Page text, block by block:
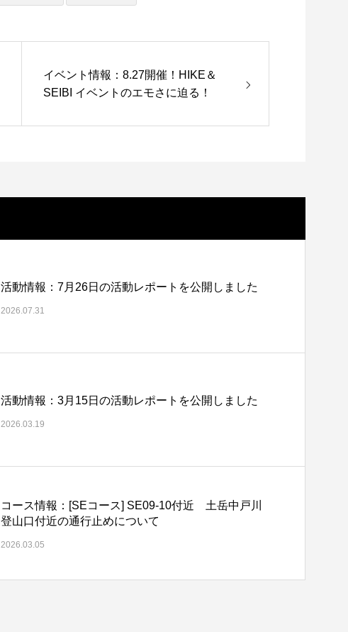
イベント情報：8.27開催！HIKE＆
SEIBI イベントのエモさに迫る！
活動情報：7月26日の活動レポートを公開しました
2026.07.31
活動情報：3月15日の活動レポートを公開しました
2026.03.19
コース情報：[SEコース] SE09-10付近 土岳中戸川
登山口付近の通行止めについて
2026.03.05